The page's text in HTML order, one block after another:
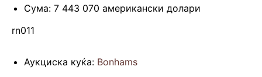
Сума: 7 443 070 американски долари
rn011
Аукциска куќа: Bonhams